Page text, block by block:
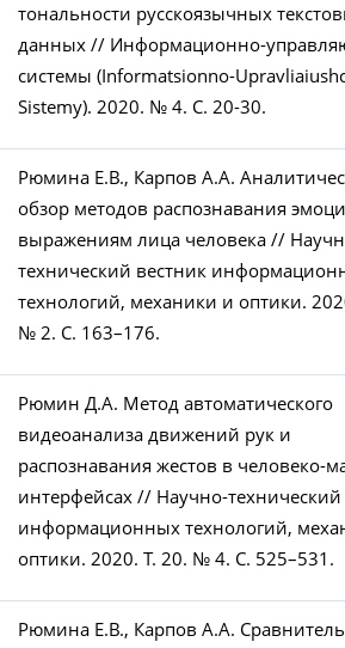
тональности русскоязычных
данных // Информационно-
системы (Informatsionno-
Sistemy). 2020. № 4. C. 20-30.
Рюмина Е.В., Карпов А.А.
обзор методов распознавания
выражениям лица человека //
технический вестник
технологий, механики и оптики.
№ 2. С. 163–176.
Рюмин Д.А. Метод автоматического
видеоанализа движений рук и
распознавания жестов в человеко-
интерфейсах // Научно-технический
информационных технологий,
оптики. 2020. Т. 20. № 4. С. 525–531.
Рюмина Е.В., Карпов А.А.